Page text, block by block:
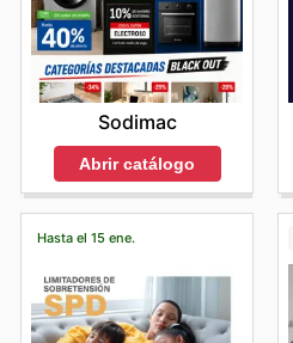
Sodimac
Abrir catálogo
Hasta el 15 ene.